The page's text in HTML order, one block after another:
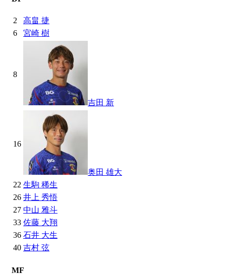
2
高畠 捷
6
宮崎 樹
8
吉田 新
16
奥田 雄大
22 生駒 稀生
26 井上 秀悟
27 中山 雅斗
33 佐藤 大翔
36 石井 大生
40 吉村 弦
MF